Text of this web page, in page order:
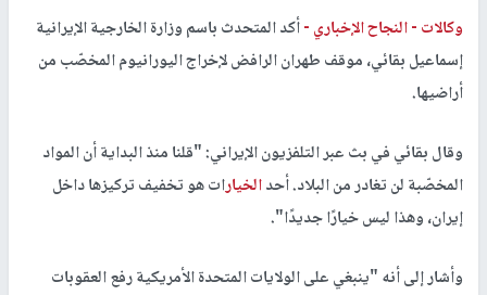
وكالات -النجاح الإخباري -أكد المتحدث باسم وزارة الخارجية الإيرانية
إسماعيل بقائي، موقف طهران الرافض لإخراج اليورانيوم المخصّب من
أراضيها.
وقال بقائي في بث عبر التلفزيون الإيراني: "قلنا منذ البداية أن المواد
المخصّبة لن تغادر من البلاد. أحدالخيارات هو تخفيف تركيزها داخل
إيران، وهذا ليس خيارًا جديدًا".
وأشار إلى أنه "ينبغي على الولايات المتحدة الأمريكية رفع العقوبات